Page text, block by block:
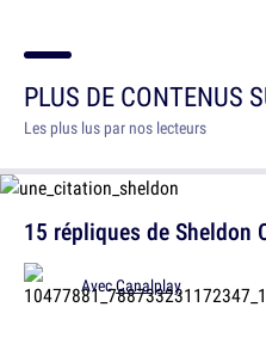
PLUS DE CONTENUS
Les plus lus par nos lecteurs
15 répliques de Sheldon
AvecCanalplay